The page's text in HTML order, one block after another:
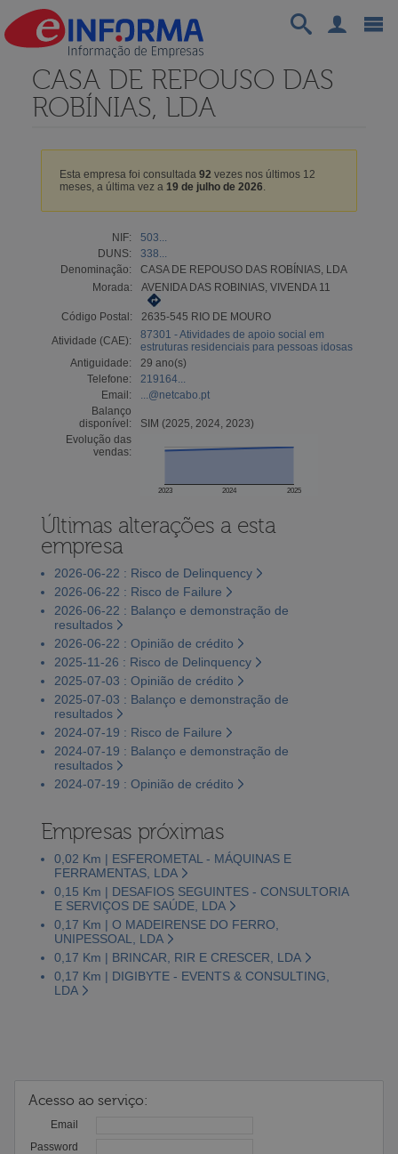
CASA DE REPOUSO DAS
ROBÍNIAS, LDA
Esta empresa foi consultada 92 vezes nos últimos 12
meses, a última vez a 19 de julho de 2026.
NIF:
503...
DUNS:
338...
Denominação:
CASA DE REPOUSO DAS ROBÍNIAS, LDA
Morada:
AVENIDA DAS ROBINIAS, VIVENDA 11
Código Postal:
2635-545 RIO DE MOURO
Atividade (CAE):
87301 - Atividades de apoio social em
estruturas residenciais para pessoas idosas
Antiguidade:
29 ano(s)
Telefone:
219164...
Email:
...@netcabo.pt
Balanço
disponível:
SIM (2025, 2024, 2023)
Evolução das
vendas:
2023 2024 2025
Últimas alterações a esta
empresa
2026-06-22 : Risco de Delinquency
2026-06-22 : Risco de Failure
2026-06-22 : Balanço e demonstração de
resultados
2026-06-22 : Opinião de crédito
2025-11-26 : Risco de Delinquency
2025-07-03 : Opinião de crédito
2025-07-03 : Balanço e demonstração de
resultados
2024-07-19 : Risco de Failure
2024-07-19 : Balanço e demonstração de
resultados
2024-07-19 : Opinião de crédito
Empresas próximas
0,02 Km | ESFEROMETAL - MÁQUINAS E
FERRAMENTAS, LDA
0,15 Km | DESAFIOS SEGUINTES - CONSULTORIA
E SERVIÇOS DE SAÚDE, LDA
0,17 Km | O MADEIRENSE DO FERRO,
UNIPESSOAL, LDA
0,17 Km | BRINCAR, RIR E CRESCER, LDA
0,17 Km | DIGIBYTE - EVENTS & CONSULTING,
LDA
Acesso ao serviço:
Email
Password